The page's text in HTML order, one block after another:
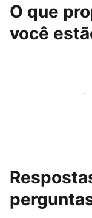
O que
você
Junte-se a